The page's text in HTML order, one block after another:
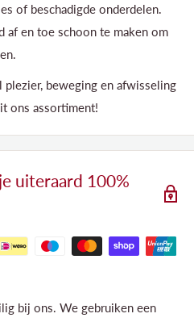
of beschadigde onderdelen.
af en toe schoon te maken om
beweging en afwisseling
ons assortiment!
uiteraard 100%
bij ons. We gebruiken een